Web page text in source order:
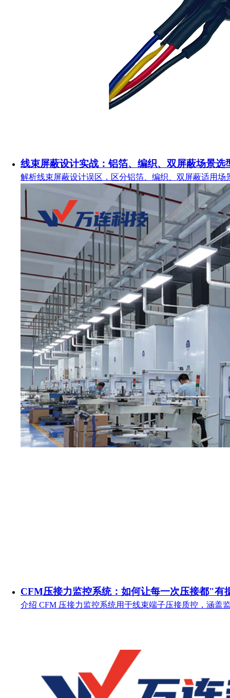
线束屏蔽设计实战：铝箔、编织、双屏蔽场景选
解析线束屏蔽设计误区，区分铝箔、编织、双屏蔽适用
CFM压接力监控系统：如何让每一次压接都"有
介绍 CFM 压接力监控系统用于线束端子压接质控，涵盖